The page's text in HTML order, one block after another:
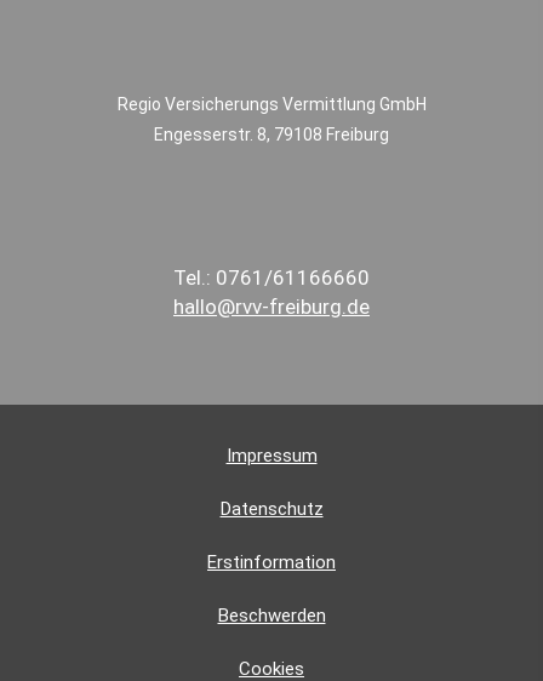
Regio Versicherungs Vermittlung GmbH
Engesserstr. 8, 79108 Freiburg
Tel.: 0761/61166660
hallo@rvv-freiburg.de
Impressum
Datenschutz
Erstinformation
Beschwerden
Cookies